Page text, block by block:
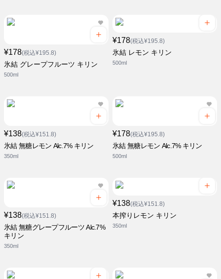
¥178(税込¥195.8)
氷結 グレープフルーツ キリン
500ml
¥178(税込¥195.8)
氷結 レモン キリン
500ml
¥138(税込¥151.8)
氷結 無糖レモン Alc.7% キリン
350ml
¥178(税込¥195.8)
氷結 無糖レモン Alc.7% キリン
500ml
¥138(税込¥151.8)
氷結 無糖グレープフルーツ Alc.7%
キリン
350ml
¥138(税込¥151.8)
本搾りレモン キリン
350ml